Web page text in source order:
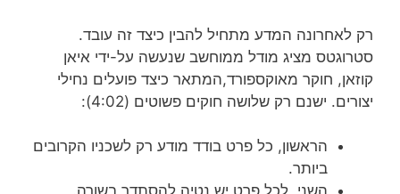
רק לאחרונה המדע מתחיל להבין כיצד זה עובד.
סטרוגטס מציג מודל ממוחשב שנעשה על-ידי איאן
קוזאן, חוקר מאוקספורד,המתאר כיצד פועלים נחילי
יצורים. ישנם רק שלושה חוקים פשוטים (4:02):
הראשון, כל פרט בודד מודע רק לשכניו הקרובים
ביותר.